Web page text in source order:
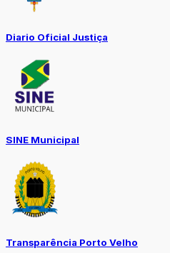
Diario Oficial Justiça
SINE Municipal
Transparência Porto Velho